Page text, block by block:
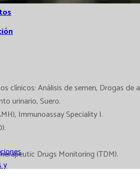
y
clínicos: Análisis de semen, Drogas
urinario, Suero.
Immunoassay Speciality I.
Drugs Monitoring (TDM).